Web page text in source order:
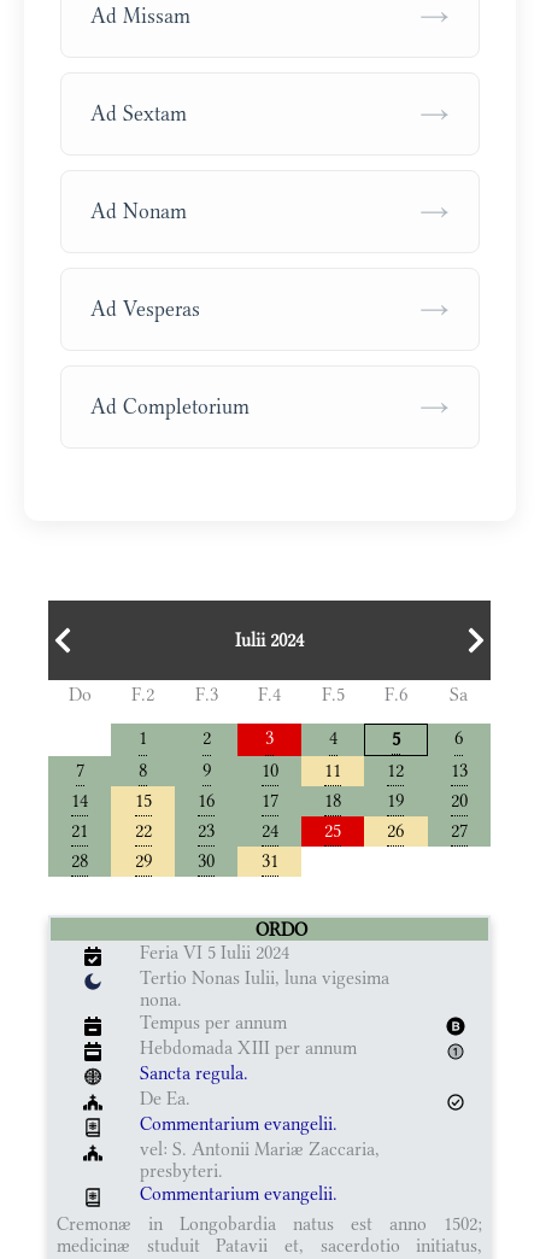
Ad Missam →
Ad Sextam →
Ad Nonam →
Ad Vesperas →
Ad Completorium →
Iulii 2024
Do F.2 F.3 F.4 F.5 F.6
Sa
1
2 3 4 5
6
7
8 9 10 11 12
13
14
15 16 17 18 19
20
21
22 23 24 25 26
27
28
29 30 31
ORDO
Feria VI 5 Iulii 2024
Tertio Nonas Iulii, luna vigesima
nona.
Tempus per annum
Hebdomada XIII per annum
Sancta regula.
De Ea.
Commentarium evangelii.
vel: S. Antonii Mariæ Zaccaria,
presbyteri.
Commentarium evangelii.
Cremonæ in Longobardia natus est anno 1502;
medicinæ studuit Patavii et, sacerdotio initiatus,